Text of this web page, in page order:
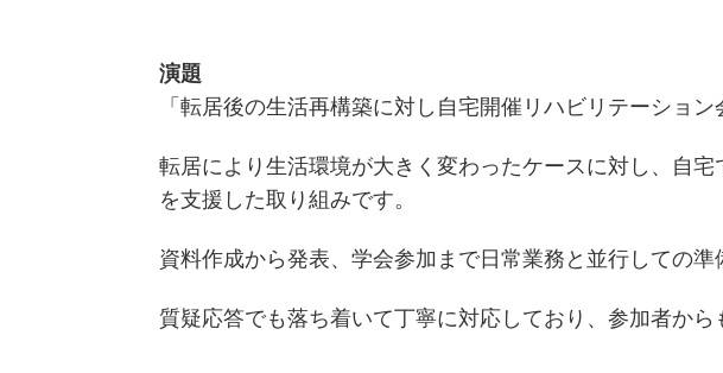
演題
「転居後の生活再構築に対し自宅開催リハビリテーショ
転居により生活環境が大きく変わったケースに対し、自
を支援した取り組みです。
資料作成から発表、学会参加まで日常業務と並行しての準
質疑応答でも落ち着いて丁寧に対応しており、参加者から